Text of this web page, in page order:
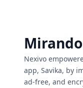
Nexivo
app, Savika, by
ad-free, and